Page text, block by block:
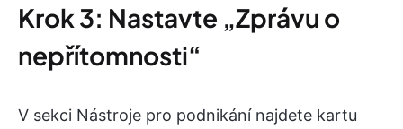
Krok 3: Nastavte „Zprávu o
nepřítomnosti“
V sekci Nástroje pro podnikání najdete kartu